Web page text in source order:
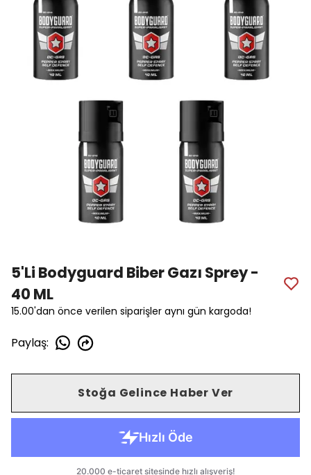
5'Li Bodyguard Biber Gazı Sprey -
40 ML
15.00'dan önce verilen siparişler aynı gün kargoda!
Paylaş:
Stoğa Gelince Haber Ver